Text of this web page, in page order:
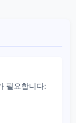
필요합니다: